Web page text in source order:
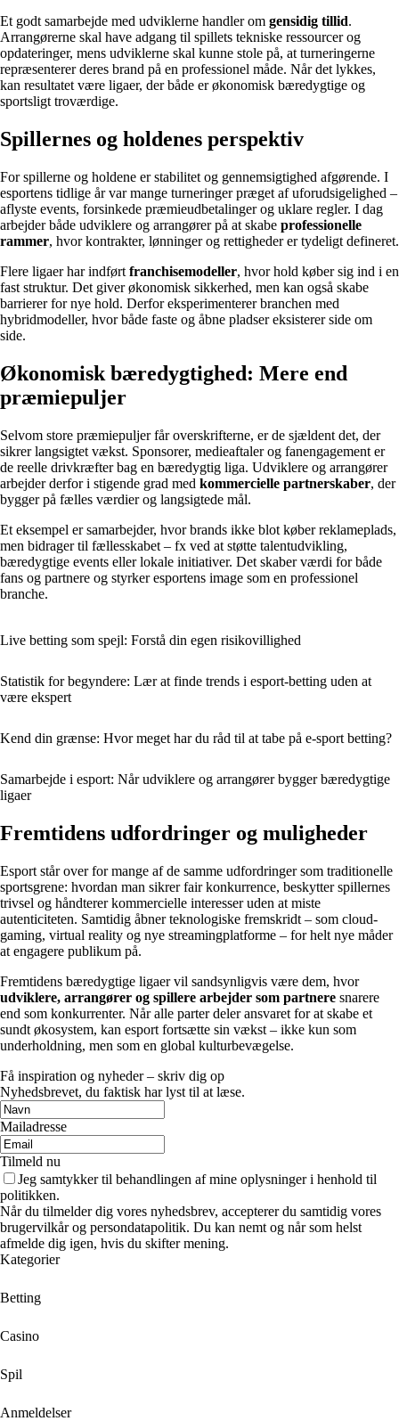
Et godt samarbejde med udviklerne handler om gensidig tillid.
Arrangørerne skal have adgang til spillets tekniske ressourcer og
opdateringer, mens udviklerne skal kunne stole på, at turneringerne
repræsenterer deres brand på en professionel måde. Når det lykkes,
kan resultatet være ligaer, der både er økonomisk bæredygtige og
sportsligt troværdige.
Spillernes og holdenes perspektiv
For spillerne og holdene er stabilitet og gennemsigtighed afgørende. I
esportens tidlige år var mange turneringer præget af uforudsigelighed –
aflyste events, forsinkede præmieudbetalinger og uklare regler. I dag
arbejder både udviklere og arrangører på at skabe professionelle
rammer, hvor kontrakter, lønninger og rettigheder er tydeligt defineret.
Flere ligaer har indført franchisemodeller, hvor hold køber sig ind i en
fast struktur. Det giver økonomisk sikkerhed, men kan også skabe
barrierer for nye hold. Derfor eksperimenterer branchen med
hybridmodeller, hvor både faste og åbne pladser eksisterer side om
side.
Økonomisk bæredygtighed: Mere end
præmiepuljer
Selvom store præmiepuljer får overskrifterne, er de sjældent det, der
sikrer langsigtet vækst. Sponsorer, medieaftaler og fanengagement er
de reelle drivkræfter bag en bæredygtig liga. Udviklere og arrangører
arbejder derfor i stigende grad med kommercielle partnerskaber, der
bygger på fælles værdier og langsigtede mål.
Et eksempel er samarbejder, hvor brands ikke blot køber reklameplads,
men bidrager til fællesskabet – fx ved at støtte talentudvikling,
bæredygtige events eller lokale initiativer. Det skaber værdi for både
fans og partnere og styrker esportens image som en professionel
branche.
Live betting som spejl: Forstå din egen risikovillighed
Statistik for begyndere: Lær at finde trends i esport-betting uden at
være ekspert
Kend din grænse: Hvor meget har du råd til at tabe på e-sport betting?
Samarbejde i esport: Når udviklere og arrangører bygger bæredygtige
ligaer
Fremtidens udfordringer og muligheder
Esport står over for mange af de samme udfordringer som traditionelle
sportsgrene: hvordan man sikrer fair konkurrence, beskytter spillernes
trivsel og håndterer kommercielle interesser uden at miste
autenticiteten. Samtidig åbner teknologiske fremskridt – som cloud-
gaming, virtual reality og nye streamingplatforme – for helt nye måder
at engagere publikum på.
Fremtidens bæredygtige ligaer vil sandsynligvis være dem, hvor
udviklere, arrangører og spillere arbejder som partnere snarere
end som konkurrenter. Når alle parter deler ansvaret for at skabe et
sundt økosystem, kan esport fortsætte sin vækst – ikke kun som
underholdning, men som en global kulturbevægelse.
Få inspiration og nyheder – skriv dig op
Nyhedsbrevet, du faktisk har lyst til at læse.
Mailadresse
Tilmeld nu
Jeg samtykker til behandlingen af mine oplysninger i henhold til
politikken.
Når du tilmelder dig vores nyhedsbrev, accepterer du samtidig vores
brugervilkår og persondatapolitik. Du kan nemt og når som helst
afmelde dig igen, hvis du skifter mening.
Kategorier
Betting
Casino
Spil
Anmeldelser